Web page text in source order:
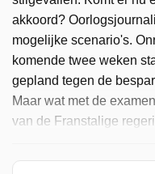
akkoord?
mogelijke scenario's.
komende twee weken
gepland tegen de
Maar wat met de
van de Franstalige
met pijn in het hart naar